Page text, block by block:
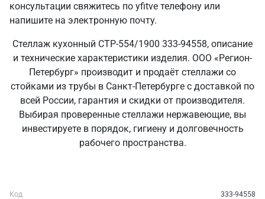
консультации свяжитесь по yfitve телефону или
напишите на электронную почту.
Стеллаж кухонный СТР-554/1900 333-94558, описание
и технические характеристики изделия. ООО «Регион-
Петербург» производит и продаёт стеллажи со
стойками из трубы в Санкт‑Петербурге с доставкой по
всей России, гарантия и скидки от производителя.
Выбирая проверенные стеллажи нержавеющие, вы
инвестируете в порядок, гигиену и долговечность
рабочего пространства.
Код
333-94558